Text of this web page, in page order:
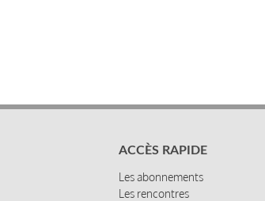
ACCÈS RAPIDE
Les abonnements
Les rencontres